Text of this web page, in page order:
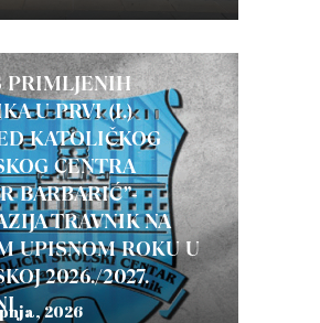
PRIMLJENIH
U PRVI (I.)
KATOLIČKOG
CENTRA
BARBARIĆ”-
TRAVNIK NA
UPISNOM ROKU U
2026./2027.
2026